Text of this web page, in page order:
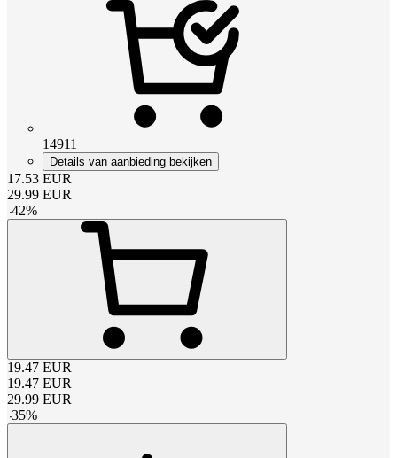
14911
Details van aanbieding bekijken
17.53 EUR
29.99 EUR
-42%
19.47 EUR
19.47 EUR
29.99 EUR
-35%